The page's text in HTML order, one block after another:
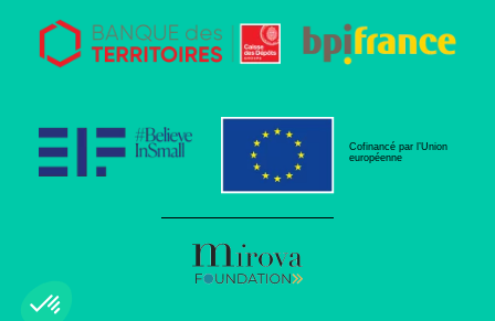
Cofinancé par l’Union
européenne